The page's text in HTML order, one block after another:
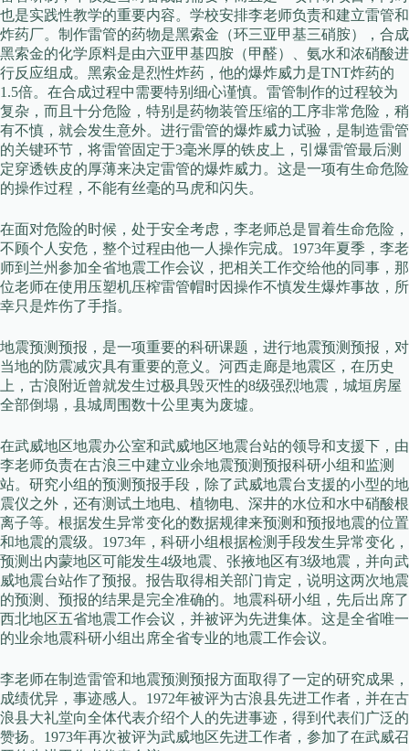
也是实践性教学的重要内容。学校安排李老师负责和建立雷管和
炸药厂。制作雷管的药物是黑索金（环三亚甲基三硝胺），合成
黑索金的化学原料是由六亚甲基四胺（甲醛）、氨水和浓硝酸进
行反应组成。黑索金是烈性炸药，他的爆炸威力是TNT炸药的
1.5倍。在合成过程中需要特别细心谨慎。雷管制作的过程较为
复杂，而且十分危险，特别是药物装管压缩的工序非常危险，稍
有不慎，就会发生意外。进行雷管的爆炸威力试验，是制造雷管
的关键环节，将雷管固定于3毫米厚的铁皮上，引爆雷管最后测
定穿透铁皮的厚薄来决定雷管的爆炸威力。这是一项有生命危险
的操作过程，不能有丝毫的马虎和闪失。
在面对危险的时候，处于安全考虑，李老师总是冒着生命危险，
不顾个人安危，整个过程由他一人操作完成。1973年夏季，李老
师到兰州参加全省地震工作会议，把相关工作交给他的同事，那
位老师在使用压塑机压榨雷管帽时因操作不慎发生爆炸事故，所
幸只是炸伤了手指。
地震预测预报，是一项重要的科研课题，进行地震预测预报，对
当地的防震减灾具有重要的意义。河西走廊是地震区，在历史
上，古浪附近曾就发生过极具毁灭性的8级强烈地震，城垣房屋
全部倒塌，县城周围数十公里夷为废墟。
在武威地区地震办公室和武威地区地震台站的领导和支援下，由
李老师负责在古浪三中建立业余地震预测预报科研小组和监测
站。研究小组的预测预报手段，除了武威地震台支援的小型的地
震仪之外，还有测试土地电、植物电、深井的水位和水中硝酸根
离子等。根据发生异常变化的数据规律来预测和预报地震的位置
和地震的震级。1973年，科研小组根据检测手段发生异常变化，
预测出内蒙地区可能发生4级地震、张掖地区有3级地震，并向武
威地震台站作了预报。报告取得相关部门肯定，说明这两次地震
的预测、预报的结果是完全准确的。地震科研小组，先后出席了
西北地区五省地震工作会议，并被评为先进集体。这是全省唯一
的业余地震科研小组出席全省专业的地震工作会议。
李老师在制造雷管和地震预测预报方面取得了一定的研究成果，
成绩优异，事迹感人。1972年被评为古浪县先进工作者，并在古
浪县大礼堂向全体代表介绍个人的先进事迹，得到代表们广泛的
赞扬。1973年再次被评为武威地区先进工作者，参加了在武威召